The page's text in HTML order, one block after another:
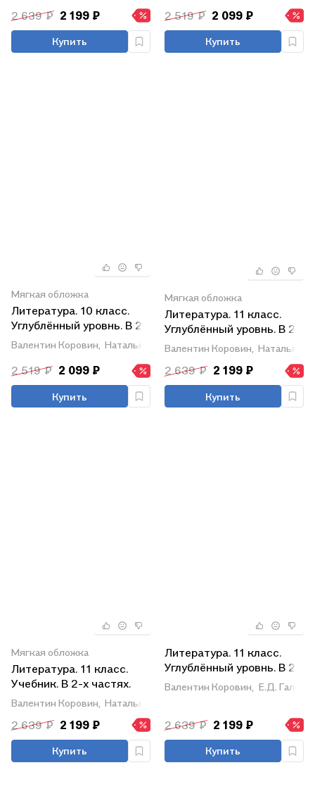
2 639 ₽ 2 199 ₽
Купить
2 519 ₽ 2 099 ₽
Купить
Мягкая обложка
Литература. 10 класс.
Углублённый уровнь. В 2
частях. Часть 2. Учебник
Валентин Коровин, Наталья Вершинина, Людмила Капитанова
2 519 ₽ 2 099 ₽
Купить
Мягкая обложка
Литература. 11 класс.
Углублённый уровнь. В 2
частях. Часть 1. Учебник
Валентин Коровин, Наталья
2 639 ₽ 2 199 ₽
Купить
Мягкая обложка
Литература. 11 класс.
Учебник. В 2-х частях.
Часть 1. Углублённый
Валентин Коровин, Наталья Вершинина,
2 639 ₽ 2 199 ₽
Купить
Литература. 11 класс.
Углублённый уровнь. В 2-
х частях. Часть 2.
Валентин Коровин, Е.Д.
2 639 ₽ 2 199 ₽
Купить